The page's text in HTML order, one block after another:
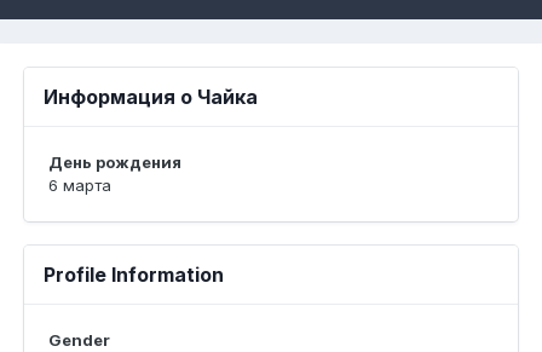
Информация о Чайка
День рождения
6 марта
Profile Information
Gender